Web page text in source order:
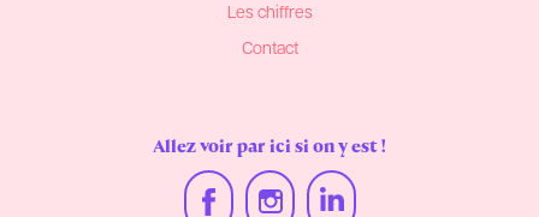
Les chiffres
Contact
Allez voir par ici si on y est !